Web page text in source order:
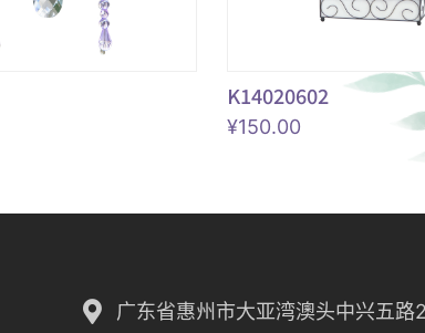
K14020602
¥150.00
广东省惠州市大亚湾澳头中兴五路